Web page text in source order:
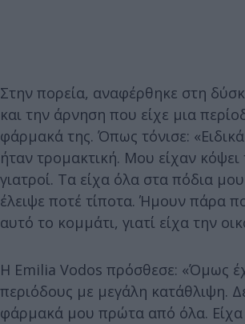
Στην πορεία, αναφέρθηκε στη
και την άρνηση που είχε μια
φάρμακά της. Όπως τόνισε:
ήταν τρομακτική. Μου είχαν κόψει
γιατροί. Τα είχα όλα στα πόδια
έλειψε ποτέ τίποτα. Ήμουν πάρα
αυτό το κομμάτι, γιατί είχα την
Η Emilia Vodos πρόσθεσε: «Όμως
περιόδους με μεγάλη κατάθλιψη.
φάρμακά μου πρώτα από όλα. Είχα